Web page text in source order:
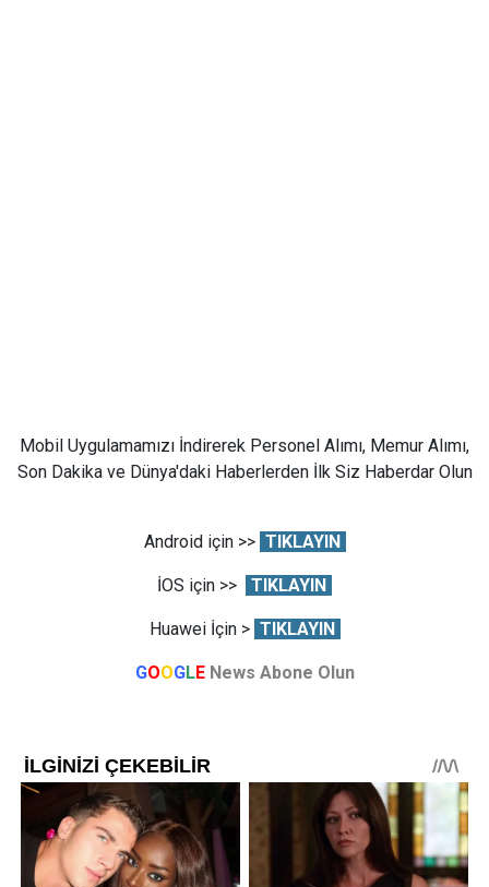
Mobil Uygulamamızı İndirerek Personel Alımı, Memur Alımı,
Son Dakika ve Dünya'daki Haberlerden İlk Siz Haberdar Olun
Android için >> TIKLAYIN
İOS için >> TIKLAYIN
Huawei İçin > TIKLAYIN
GOOGLE News Abone Olun